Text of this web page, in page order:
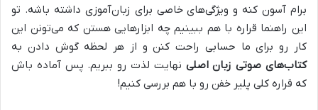
برام آسون کنه و ویژگی‌های خاصی برای زبان‌آموزی داشته باشه. تو
این راهنما قراره با هم ببینیم چه ابزارهایی هستن که می‌تونن این
کار رو برای ما حسابی راحت کنن و از هر لحظه گوش دادن به
کتاب‌های صوتی زبان اصلی نهایت لذت رو ببریم. پس آماده باش
که قراره کلی پلیر خفن رو با هم بررسی کنیم!